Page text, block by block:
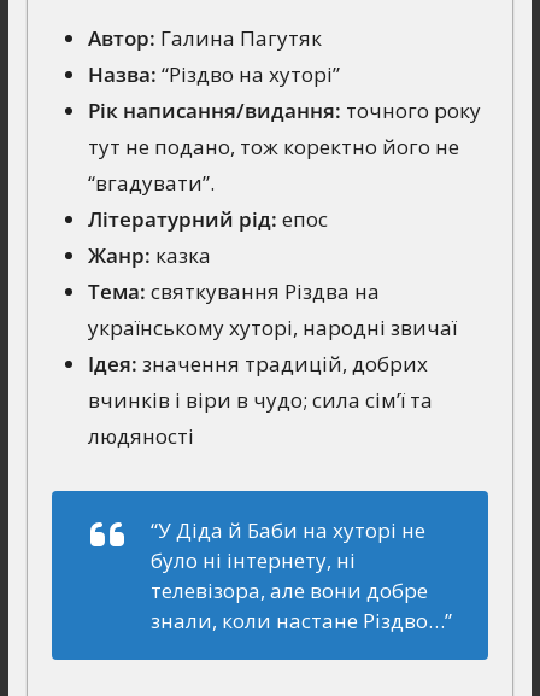
Автор: Галина Пагутяк
Назва: “Різдво на хуторі”
Рік написання/видання: точного року
тут не подано, тож коректно його не
“вгадувати”.
Літературний рід: епос
Жанр: казка
Тема: святкування Різдва на
українському хуторі, народні звичаї
Ідея: значення традицій, добрих
вчинків і віри в чудо; сила сім’ї та
людяності
“У Діда й Баби на хуторі не
було ні інтернету, ні
телевізора, але вони добре
знали, коли настане Різдво…”